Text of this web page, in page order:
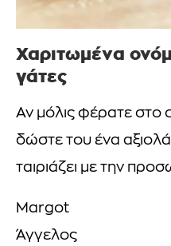
Χαριτωμένα
γάτες
Αν μόλις φέρατε στο
δώστε του ένα
ταιριάζει με την
Margot
Άγγελος